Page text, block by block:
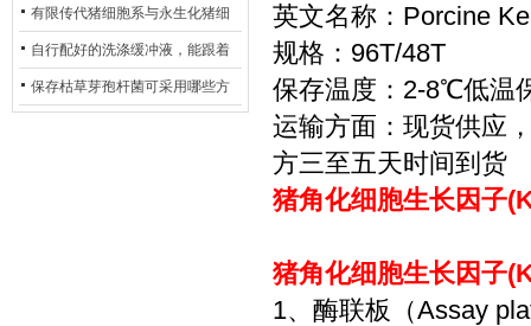
缓、悬浮细胞数量偏多的现象的
主要诱因
有限传代猪细胞系与永生化猪细
胞系，二者在增殖存活周期上有
什么区别？
自行配好的洗涤缓冲液，能跟着
试剂盒原装干粉放一处储存吗？
保存枯草芽孢杆菌可采用哪些方
英文名称：Porcine
规格：96T/48T
保存温度：2-8℃低温
运输方面：现货供应
方三至五天时间到货
猪角化细胞生长因子
猪角化细胞生长因子
1、酶联板（Assay